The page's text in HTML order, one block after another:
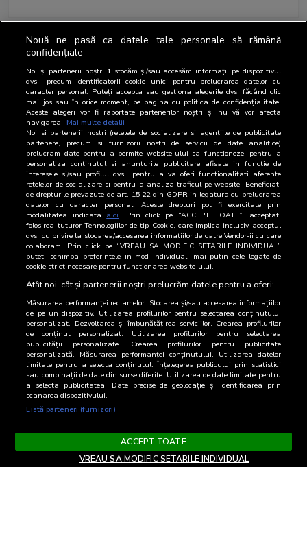
Nouă ne pasă ca datele tale personale să rămână
confidențiale
Noi și partenerii noștri 1 stocăm și/sau accesăm informații pe dispozitivul
dvs., precum identificatorii cookie unici pentru prelucrarea datelor cu
caracter personal. Puteți accepta sau gestiona alegerile dvs. făcând clic
mai jos sau în orice moment, pe pagina cu politica de confidențialitate.
Aceste alegeri vor fi raportate partenerilor noștri și nu vă vor afecta
navigarea. Mai multe detalii
Noi si partenerii nostri (retelele de socializare si agentiile de publicitate
partenere, precum si furnizorii nostri de servicii de date analitice)
prelucram date pentru a permite website-ului sa functioneze, pentru a
personaliza continutul si anunturile publicitare afisate in functie de
interesele si/sau profilul dvs., pentru a va oferi functionalitati aferente
retelelor de socializare si pentru a analiza traficul pe website. Beneficiati
de drepturile prevazute de art. 15-22 din GDPR in legatura cu prelucrarea
datelor cu caracter personal. Aceste drepturi pot fi exercitate prin
modalitatea indicata aici. Prin click pe “ACCEPT TOATE”, acceptati
folosirea tuturor Tehnologiilor de tip Cookie, care implica inclusiv acceptul
dvs. cu privire la stocarea/accesarea informatiilor de catre Vendor-ii cu care
colaboram. Prin click pe “VREAU SA MODIFIC SETARILE INDIVIDUAL”
puteti schimba preferintele in mod individual, mai putin cele legate de
cookie strict necesare pentru functionarea website-ului.
Atât noi, cât și partenerii noștri prelucrăm datele pentru a oferi:
Măsurarea performanței reclamelor. Stocarea și/sau accesarea informațiilor
de pe un dispozitiv. Utilizarea profilurilor pentru selectarea conținutului
personalizat. Dezvoltarea și îmbunătățirea serviciilor. Crearea profilurilor
de conținut personalizat. Utilizarea profilurilor pentru selectarea
publicității personalizate. Crearea profilurilor pentru publicitate
personalizată. Măsurarea performanței conținutului. Utilizarea datelor
limitate pentru a selecta conținutul. Înțelegerea publicului prin statistici
sau combinații de date din surse diferite. Utilizarea de date limitate pentru
a selecta publicitatea. Date precise de geolocație și identificarea prin
scanarea dispozitivului.
Listă parteneri (furnizori)
ACCEPT TOATE
VREAU SA MODIFIC SETARILE INDIVIDUAL